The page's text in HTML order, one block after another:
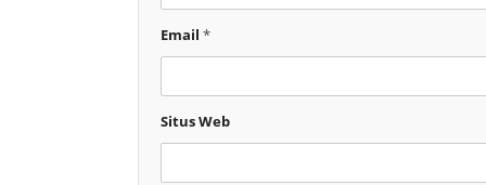
Email *
Situs Web